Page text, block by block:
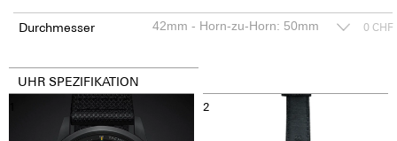
Durchmesser 0 CHF
UHR SPEZIFIKATION
2